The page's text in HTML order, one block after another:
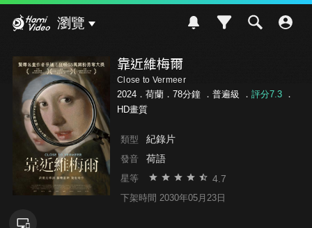
瀏覽
靠近維梅爾
Close to Vermeer
2024．荷蘭．78分鐘 ． 普遍級 ． 評分7.3．
HD畫質
類型 紀錄片
發音 荷語
星等 4.7
下架時間 2030年05月23日